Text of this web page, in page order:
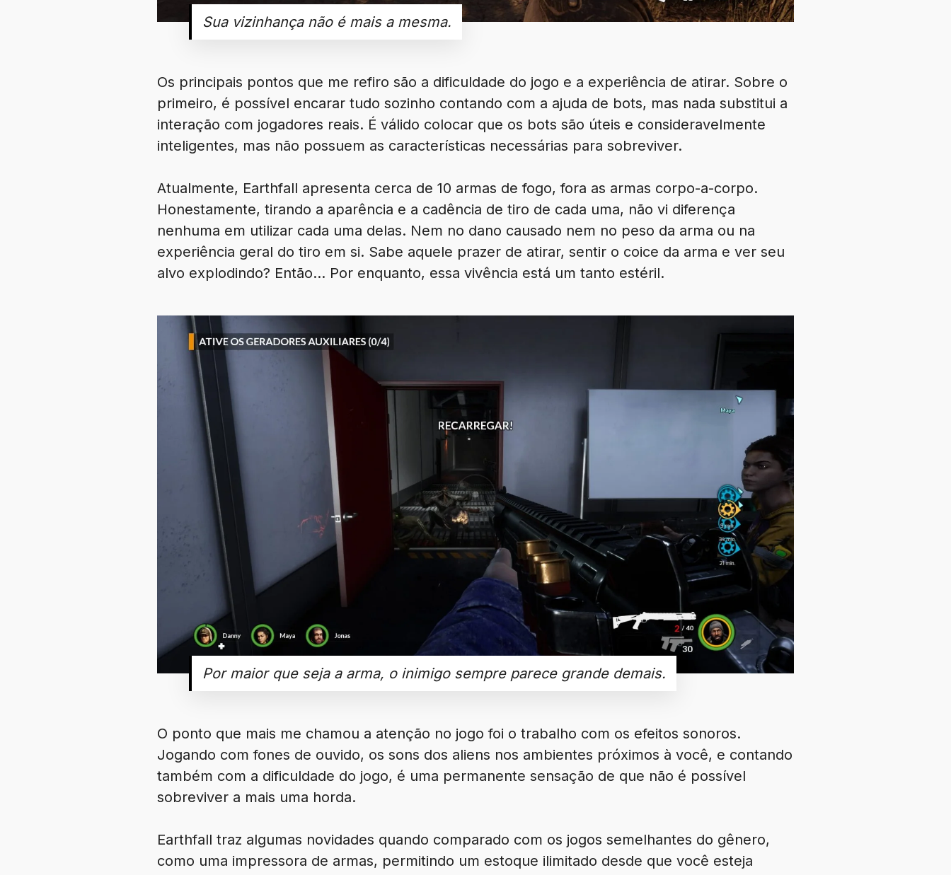
Sua vizinhança não é mais a mesma.
Os principais pontos que me refiro são a dificuldade do jogo e a experiência de atirar. Sobre o
primeiro, é possível encarar tudo sozinho contando com a ajuda de bots, mas nada substitui a
interação com jogadores reais. É válido colocar que os bots são úteis e consideravelmente
inteligentes, mas não possuem as características necessárias para sobreviver.
Atualmente, Earthfall apresenta cerca de 10 armas de fogo, fora as armas corpo-a-corpo.
Honestamente, tirando a aparência e a cadência de tiro de cada uma, não vi diferença
nenhuma em utilizar cada uma delas. Nem no dano causado nem no peso da arma ou na
experiência geral do tiro em si. Sabe aquele prazer de atirar, sentir o coice da arma e ver seu
alvo explodindo? Então… Por enquanto, essa vivência está um tanto estéril.
Por maior que seja a arma, o inimigo sempre parece grande demais.
O ponto que mais me chamou a atenção no jogo foi o trabalho com os efeitos sonoros.
Jogando com fones de ouvido, os sons dos aliens nos ambientes próximos à você, e contando
também com a dificuldade do jogo, é uma permanente sensação de que não é possível
sobreviver a mais uma horda.
Earthfall traz algumas novidades quando comparado com os jogos semelhantes do gênero,
como uma impressora de armas, permitindo um estoque ilimitado desde que você esteja